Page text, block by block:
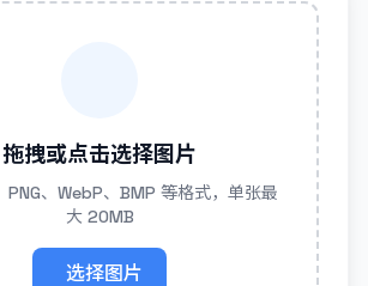
拖拽或点击选择图片
PNG、WebP、BMP 等格式，单张最
大 20MB
选择图片